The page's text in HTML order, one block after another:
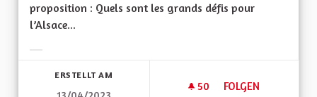
proposition : Quels sont les grands défis pour
l’Alsace...
ERSTELLT AM
50 50 FOLLOWER
FOLGEN